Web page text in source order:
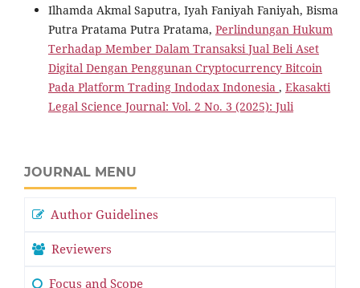
Ilhamda Akmal Saputra, Iyah Faniyah Faniyah, Bisma
Putra Pratama Putra Pratama, Perlindungan Hukum
Terhadap Member Dalam Transaksi Jual Beli Aset
Digital Dengan Penggunan Cryptocurrency Bitcoin
Pada Platform Trading Indodax Indonesia , Ekasakti
Legal Science Journal: Vol. 2 No. 3 (2025): Juli
JOURNAL MENU
Author Guidelines
Reviewers
Focus and Scope